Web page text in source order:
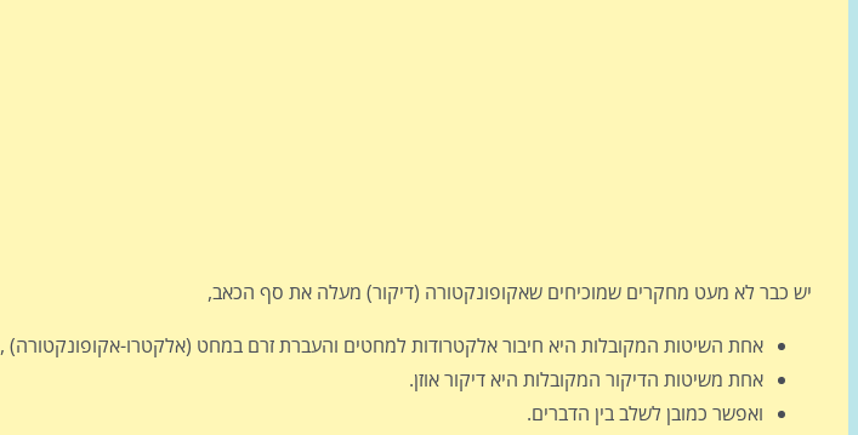
יש כבר לא מעט מחקרים שמוכיחים שאקופונקטורה (דיקור) מעלה את סף הכאב,
אחת השיטות המקובלות היא חיבור אלקטרודות למחטים והעברת זרם במחט (אלקטרו-אקופונקטורה) ,
אחת משיטות הדיקור המקובלות היא דיקור אוזן.
ואפשר כמובן לשלב בין הדברים.